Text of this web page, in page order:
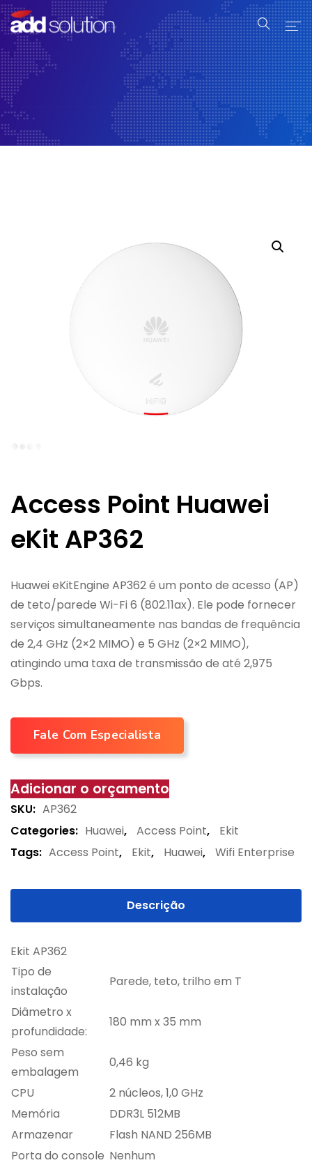
Home
Serviços
Produtos
Access Point Huawei
eKit AP362
Huawei eKitEngine AP362 é um ponto de acesso (AP)
de teto/parede Wi-Fi 6 (802.11ax). Ele pode fornecer
serviços simultaneamente nas bandas de frequência
de 2,4 GHz (2×2 MIMO) e 5 GHz (2×2 MIMO),
atingindo uma taxa de transmissão de até 2,975
Gbps.
Fale Com Especialista
Adicionar o orçamento
SKU: AP362
Categories: Huawei, Access Point,
Ekit
Tags: Access Point, Ekit, Huawei, Wifi Enterprise
Descrição
Ekit AP362
Tipo de
instalação
Parede, teto, trilho em T
Diâmetro x
profundidade:
180 mm x 35 mm
Peso sem
embalagem
0,46 kg
CPU
2 núcleos, 1,0 GHz
Memória
DDR3L 512MB
Armazenar
Flash NAND 256MB
Porta do console Nenhum